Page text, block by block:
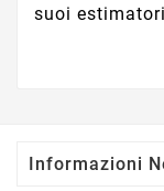
suoi
Informazioni